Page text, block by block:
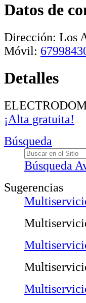
Datos de
Dirección: Los
Móvil:
Detalles
¡Alta gratuita!
Búsqueda
Búsqueda
Sugerencias